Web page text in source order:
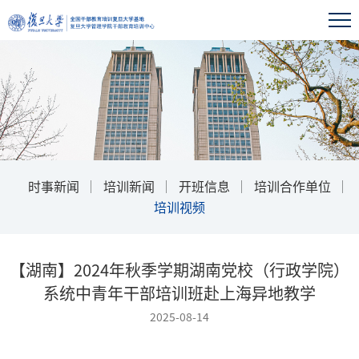
时事新闻 培训新闻 开班信息
培训合作单位
培训视频
【湖南】2024年秋季学期湖南党校（行政学院）
系统中青年干部培训班赴上海异地教学
2025-08-14